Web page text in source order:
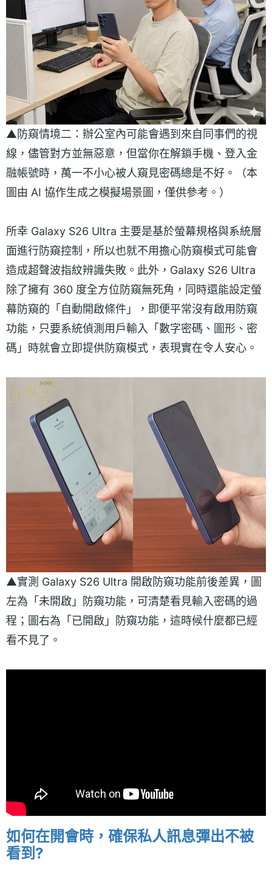
▲防窺情境二：辦公室內可能會遇到來自同事們的視
線，儘管對方並無惡意，但當你在解鎖手機、登入金
融帳號時，萬一不小心被人窺見密碼總是不好。（本
圖由 AI 協作生成之模擬場景圖，僅供參考。）
所幸 Galaxy S26 Ultra 主要是基於螢幕規格與系統層
面進行防窺控制，所以也就不用擔心防窺模式可能會
造成超聲波指紋辨識失敗。此外，Galaxy S26 Ultra
除了擁有 360 度全方位防窺無死角，同時還能設定螢
幕防窺的「自動開啟條件」，即便平常沒有啟用防窺
功能，只要系統偵測用戶輸入「數字密碼、圖形、密
碼」時就會立即提供防窺模式，表現實在令人安心。
▲實測 Galaxy S26 Ultra 開啟防窺功能前後差異，圖
左為「未開啟」防窺功能，可清楚看見輸入密碼的過
程；圖右為「已開啟」防窺功能，這時候什麼都已經
看不見了。
如何在開會時，確保私人訊息彈出不被
看到?